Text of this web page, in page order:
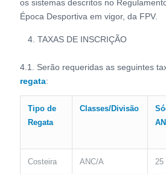
os sistemas descritos no
Época Desportiva em vigor, da FPV.
TAXAS DE INSCRIÇÃO
4.1. Serão requeridas as seguintes
regata:
Tipo de
Regata
Classes/Divisão
Costeira ANC/A 25